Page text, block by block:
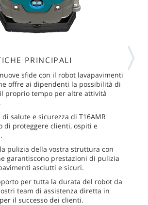
PRINCIPALI
sfide con il robot lavapavimenti
offre ai dipendenti la possibilità di
proprio tempo per altre attività
salute e sicurezza di T16AMR
di proteggere clienti, ospiti e
pulizia della vostra struttura con
garantiscono prestazioni di pulizia
asciutti e sicuri.
per tutta la durata del robot da
team di assistenza diretta in
il successo dei clienti.